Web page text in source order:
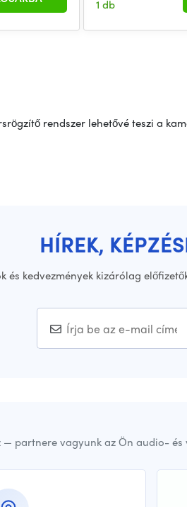
1 db
rendszer lehetővé teszi a
HÍREK,
és kedvezmények kizárólag
— partnere vagyunk az Ön audio-